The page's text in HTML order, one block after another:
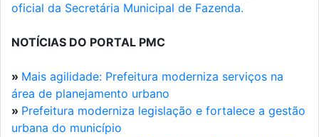
oficial da Secretária Municipal de Fazenda.
NOTÍCIAS DO PORTAL PMC
» Mais agilidade: Prefeitura moderniza serviços na
área de planejamento urbano
» Prefeitura moderniza legislação e fortalece a gestão
urbana do município